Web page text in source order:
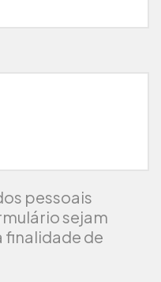
pessoais
sejam
finalidade de